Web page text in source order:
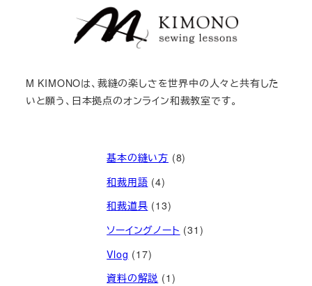
M KIMONOは、裁縫の楽しさを世界中の人々と共有した
いと願う、日本拠点のオンライン和裁教室です。
基本の縫い方 (8)
和裁用語 (4)
和裁道具 (13)
ソーイングノート (31)
Vlog (17)
資料の解説 (1)